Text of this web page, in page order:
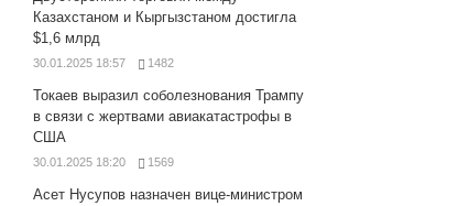
Казахстаном и Кыргызстаном достигла
$1,6 млрд
30.01.2025 18:57 1482
Токаев выразил соболезнования Трампу
в связи с жертвами авиакатастрофы в
США
30.01.2025 18:20 1569
Асет Нусупов назначен вице-министром